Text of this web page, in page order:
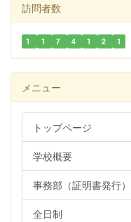
訪問者数
1 1 7 4 1 2 1
メニュー
トップページ
学校概要
事務部（証明書発行）
全日制